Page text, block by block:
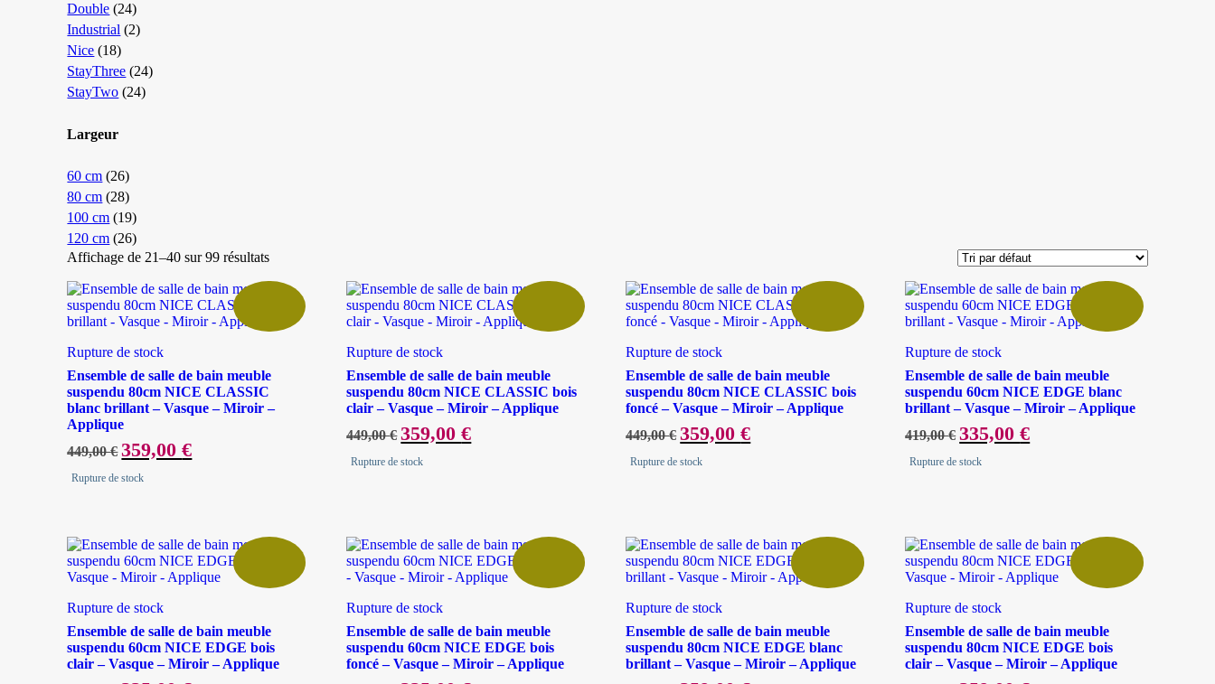
Double (24)
Industrial (2)
Nice (18)
StayThree (24)
StayTwo (24)
Largeur
60 cm (26)
80 cm (28)
100 cm (19)
120 cm (26)
Affichage de 21–40 sur 99 résultats
Rupture de stock
Ensemble de salle de bain meuble
suspendu 80cm NICE CLASSIC
blanc brillant – Vasque – Miroir –
Applique
449,00€ Le
prix
initial
359,00€Le
prix
Rupture de stock
Rupture de stock
Ensemble de salle de bain meuble
suspendu 80cm NICE CLASSIC bois
clair – Vasque – Miroir – Applique
449,00€ Le
prix
initial
359,00€Le
prix
Rupture de stock
Rupture de stock
Ensemble de salle de bain meuble
suspendu 80cm NICE CLASSIC bois
foncé – Vasque – Miroir – Applique
449,00€ Le
prix
initial
359,00€Le
prix
Rupture de stock
Rupture de stock
Ensemble de salle de bain meuble
suspendu 60cm NICE EDGE blanc
brillant – Vasque – Miroir – Applique
419,00€ Le
prix
initial
335,00€Le
prix
Rupture de stock
Rupture de stock
Ensemble de salle de bain meuble
suspendu 60cm NICE EDGE bois
clair – Vasque – Miroir – Applique
Rupture de stock
Ensemble de salle de bain meuble
suspendu 60cm NICE EDGE bois
foncé – Vasque – Miroir – Applique
Rupture de stock
Ensemble de salle de bain meuble
suspendu 80cm NICE EDGE blanc
brillant – Vasque – Miroir – Applique
Rupture de stock
Ensemble de salle de bain meuble
suspendu 80cm NICE EDGE bois
clair – Vasque – Miroir – Applique